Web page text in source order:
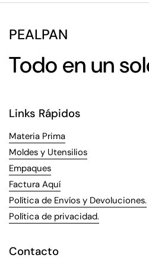
PEALPAN
Todo en un
Links Rápidos
Materia Prima
Moldes y Utensilios
Empaques
Factura Aquí
Política de Envíos y Devoluciones.
Política de privacidad.
Contacto